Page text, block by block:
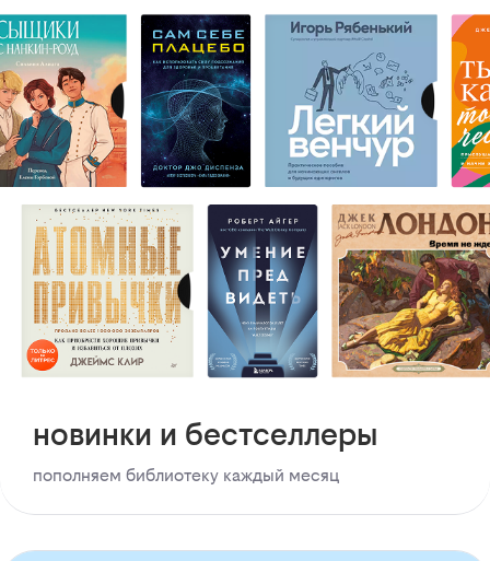
новинки и бестселлеры
пополняем библиотеку каждый месяц